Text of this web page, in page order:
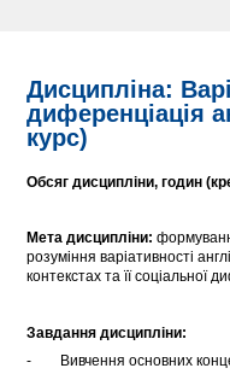
Дисципліна:
диференціація
курс)
Обсяг дисципліни, годин
Мета дисципліни:
розуміння варіативності
контекстах та її соціальної
Завдання дисципліни:
- Вивчення основних